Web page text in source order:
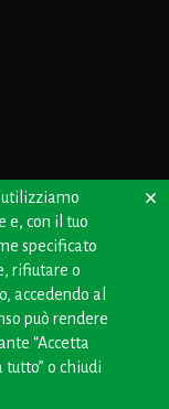
utilizziamo
e, con il tuo
specificato
rifiutare o
accedendo al
può rendere
“Accetta
tutto” o chiudi
×